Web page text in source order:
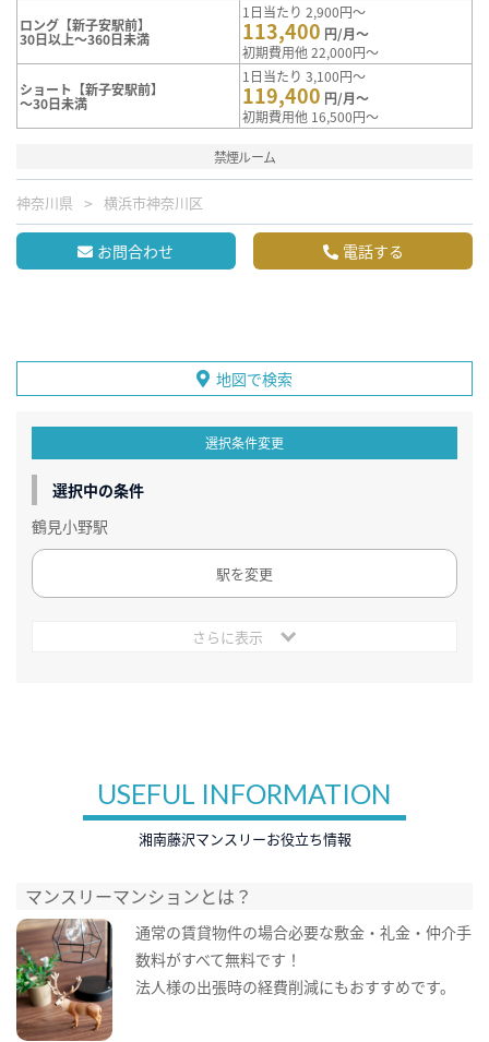
ロング【新子安駅前】
30日以上～360日未満
1日当たり 2,900円～
113,400 円/月～
初期費用他 22,000円～
ショート【新子安駅前】
～30日未満
1日当たり 3,100円～
119,400 円/月～
初期費用他 16,500円～
禁煙ルーム
神奈川県 横浜市神奈川区
お問合わせ 電話する
地図で検索
選択条件変更
選択中の条件
鶴見小野駅
駅を変更
さらに表示
USEFUL INFORMATION
湘南藤沢マンスリーお役立ち情報
マンスリーマンションとは？
通常の賃貸物件の場合必要な敷金・礼金・仲介手
数料がすべて無料です！
法人様の出張時の経費削減にもおすすめです。